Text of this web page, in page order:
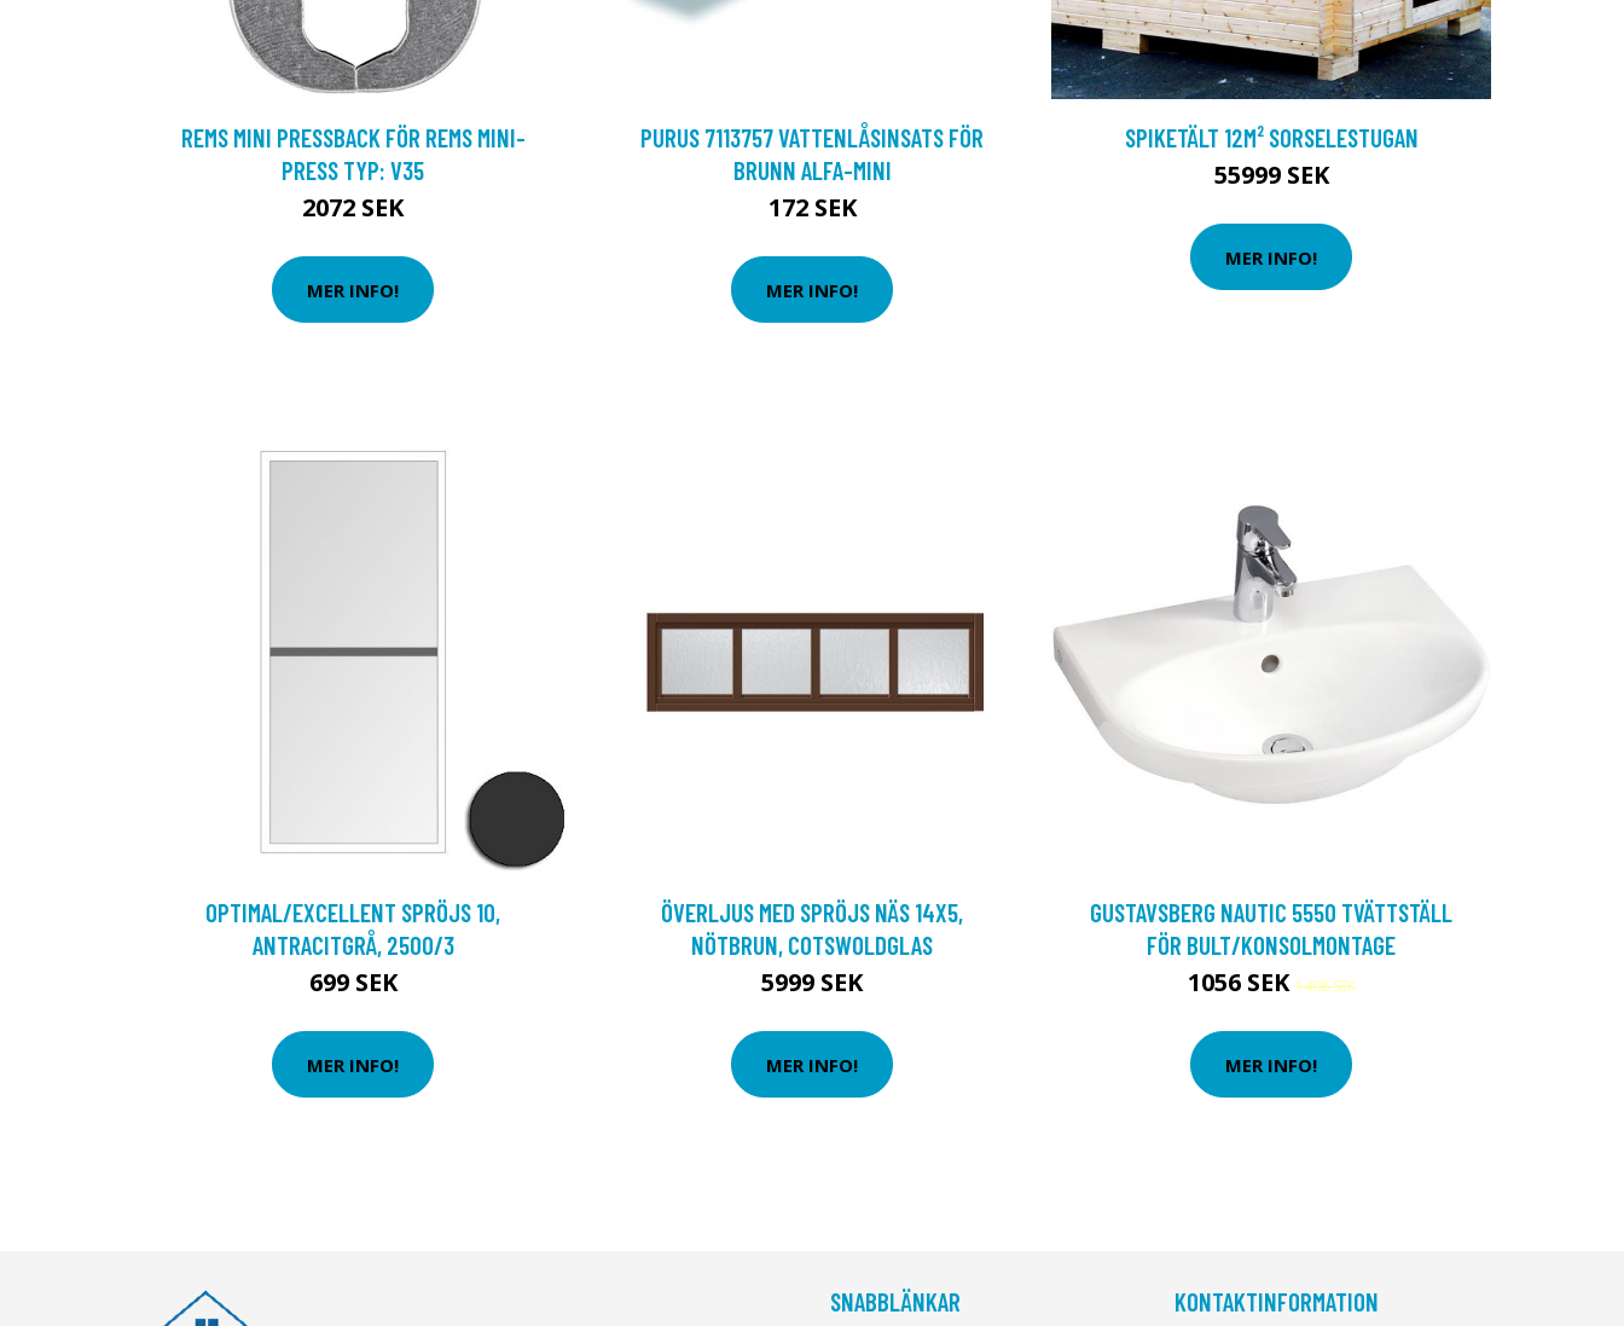
REMS MINI PRESSBACK FÖR REMS MINI-
PRESS TYP: V35
2072 SEK
MER INFO!
PURUS 7113757 VATTENLÅSINSATS FÖR
BRUNN ALFA-MINI
172 SEK
MER INFO!
SPIKETÄLT 12M² SORSELESTUGAN
55999 SEK
MER INFO!
OPTIMAL/EXCELLENT SPRÖJS 10,
ANTRACITGRÅ, 2500/3
699 SEK
MER INFO!
ÖVERLJUS MED SPRÖJS NÄS 14X5,
NÖTBRUN, COTSWOLDGLAS
5999 SEK
MER INFO!
GUSTAVSBERG NAUTIC 5550 TVÄTTSTÄLL
FÖR BULT/KONSOLMONTAGE
1056 SEK1408 SEK
MER INFO!
SNABBLÄNKAR KONTAKTINFORMATION